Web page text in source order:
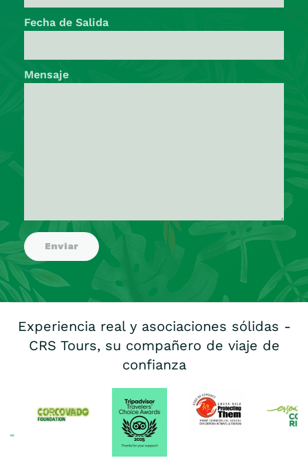
Fecha de Salida
Mensaje
Experiencia real y asociaciones sólidas -
CRS Tours, su compañero de viaje de
confianza